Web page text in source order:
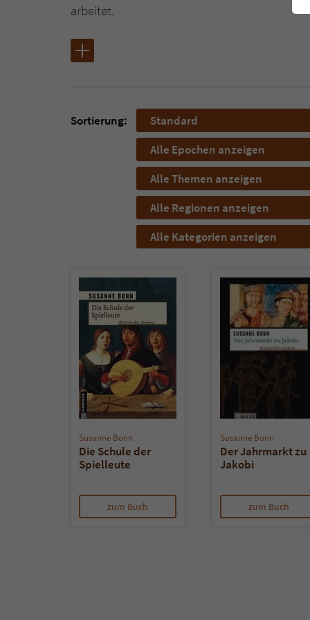
arbeitet.
Sortierung:
Standard
Alle Epochen anzeigen
Alle Themen anzeigen
Alle Regionen anzeigen
Alle Kategorien anzeigen
Susanne Bonn
Die Schule der
Spielleute
zum Buch
Susanne Bonn
Der Jahrmarkt zu
Jakobi
zum Buch